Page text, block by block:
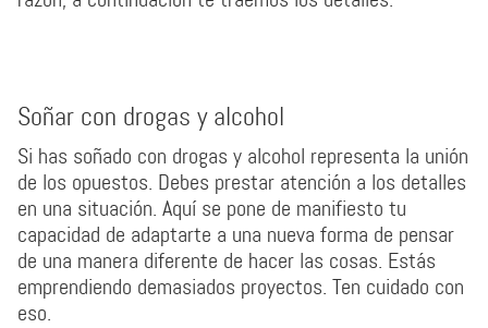
Soñar con drogas y alcohol
Si has soñado con drogas y alcohol representa la unión
de los opuestos. Debes prestar atención a los detalles
en una situación. Aquí se pone de manifiesto tu
capacidad de adaptarte a una nueva forma de pensar
de una manera diferente de hacer las cosas. Estás
emprendiendo demasiados proyectos. Ten cuidado con
eso.